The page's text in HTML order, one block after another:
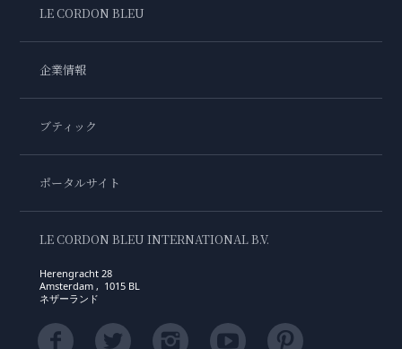
LE CORDON BLEU
企業情報
ブティック
ポータルサイト
LE CORDON BLEU INTERNATIONAL B.V.
Herengracht 28
Amsterdam , 1015 BL
ネザーランド